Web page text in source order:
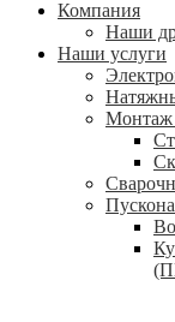
Компания
Наши
Наши услуги
Монтаж